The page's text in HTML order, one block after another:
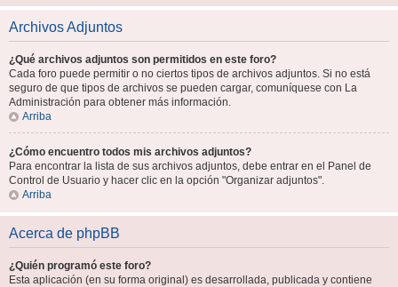
Archivos Adjuntos
¿Qué archivos adjuntos son permitidos en este foro?
Cada foro puede permitir o no ciertos tipos de archivos adjuntos. Si no está
seguro de que tipos de archivos se pueden cargar, comuníquese con La
Administración para obtener más información.
Arriba
¿Cómo encuentro todos mis archivos adjuntos?
Para encontrar la lista de sus archivos adjuntos, debe entrar en el Panel de
Control de Usuario y hacer clic en la opción "Organizar adjuntos".
Arriba
Acerca de phpBB
¿Quién programó este foro?
Esta aplicación (en su forma original) es desarrollada, publicada y contiene